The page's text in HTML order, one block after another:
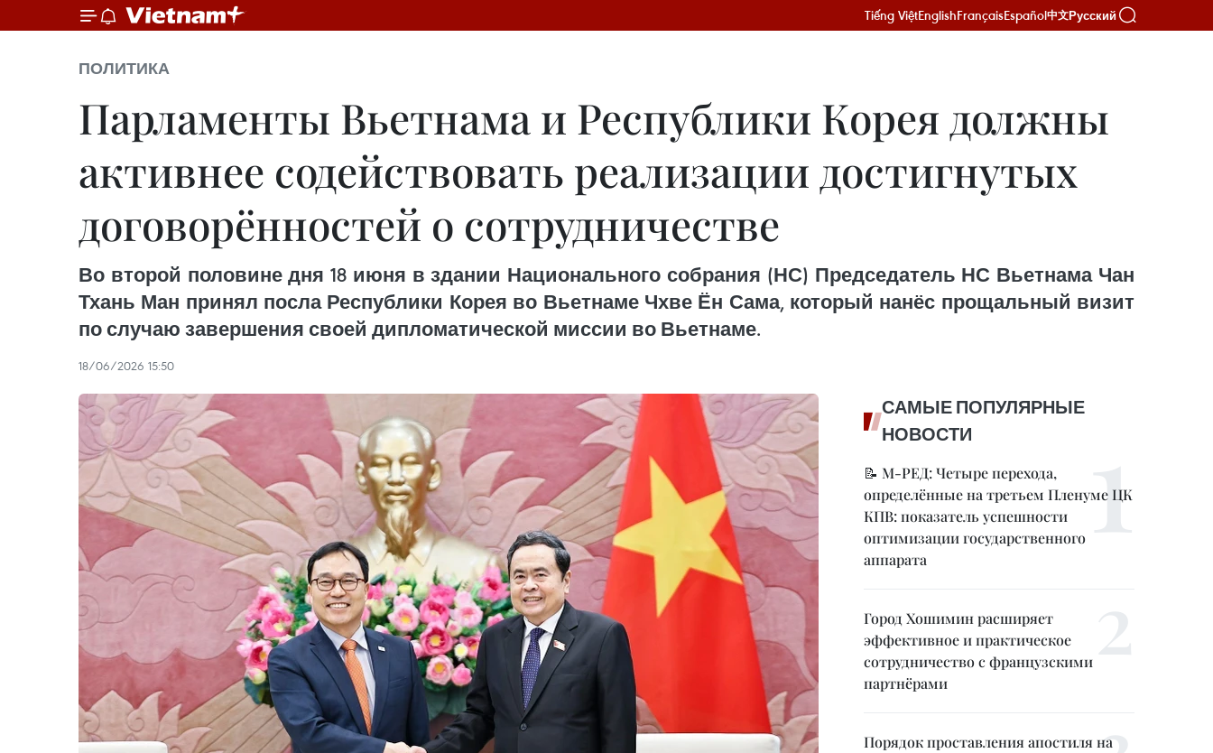
Tiếng ViệtEnglishFrançaisEspañol中文Русский
ПОЛИТИКА
Парламенты Вьетнама и Республики Корея должны
активнее содействовать реализации достигнутых
договорённостей о сотрудничестве
Во второй половине дня 18 июня в здании Национального собрания (НС) Председатель НС Вьетнама Чан
Тхань Ман принял посла Республики Корея во Вьетнаме Чхве Ён Сама, который нанёс прощальный визит
по случаю завершения своей дипломатической миссии во Вьетнаме.
18/06/2026 15:50
САМЫЕ ПОПУЛЯРНЫЕ
НОВОСТИ
📝 М-РЕД: Четыре перехода,
определённые на третьем Пленуме ЦК
КПВ: показатель успешности
оптимизации государственного
аппарата
Город Хошимин расширяет
эффективное и практическое
сотрудничество с французскими
партнёрами
Порядок проставления апостиля на